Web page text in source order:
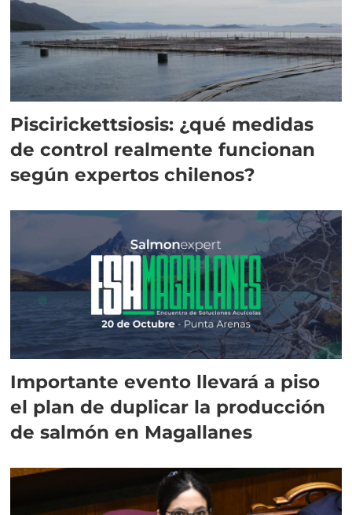
Piscirickettsiosis: ¿qué medidas
de control realmente funcionan
según expertos chilenos?
Importante evento llevará a piso
el plan de duplicar la producción
de salmón en Magallanes